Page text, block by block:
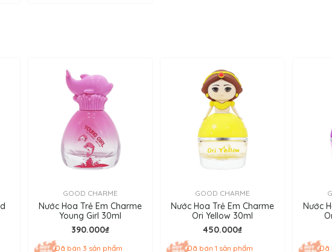
GOOD CHARME
Nước Hoa Trẻ Em Charme
Young Girl 30ml
390.000₫
Đã bán 3 sản phẩm
GOOD CHARME
Nước Hoa Trẻ Em Charme
Ori Yellow 30ml
450.000₫
Đã bán 1 sản phẩm
Nước
Đã